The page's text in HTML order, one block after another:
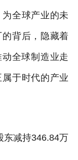
全球产业的未
背后，隐藏着
全球制造业走
于时代的产业
东减持346.84万